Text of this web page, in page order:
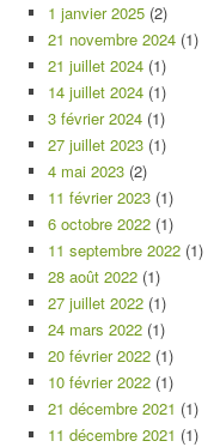
1 janvier 2025 (2)
21 novembre 2024 (1)
21 juillet 2024 (1)
14 juillet 2024 (1)
3 février 2024 (1)
27 juillet 2023 (1)
4 mai 2023 (2)
11 février 2023 (1)
6 octobre 2022 (1)
11 septembre 2022 (1)
28 août 2022 (1)
27 juillet 2022 (1)
24 mars 2022 (1)
20 février 2022 (1)
10 février 2022 (1)
21 décembre 2021 (1)
11 décembre 2021 (1)